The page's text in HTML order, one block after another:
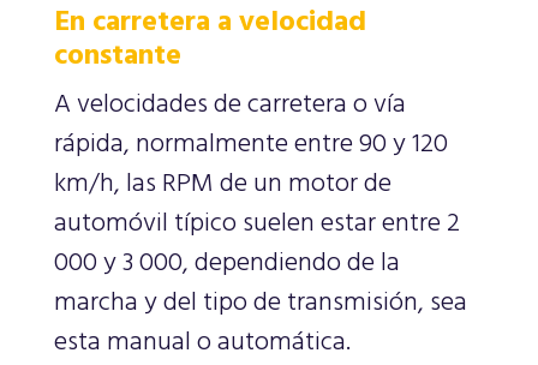
En carretera a velocidad
constante
A velocidades de carretera o vía
rápida, normalmente entre 90 y 120
km/h, las RPM de un motor de
automóvil típico suelen estar entre 2
000 y 3 000, dependiendo de la
marcha y del tipo de transmisión, sea
esta manual o automática.